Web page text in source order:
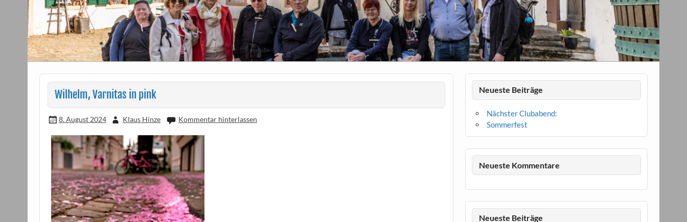
Wilhelm, Varnitas in pink
8. August 2024 Klaus Hinze Kommentar hinterlassen
Neueste Beiträge
Nächster Clubabend:
Sommerfest
Neueste Kommentare
Neueste Beiträge